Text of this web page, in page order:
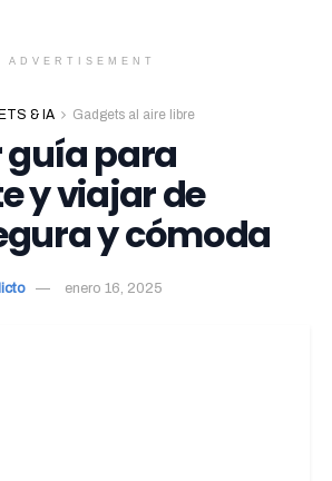
ADVERTISEMENT
& IA Gadgets al aire libre
guía para
y viajar de
y cómoda
enero 16, 2025